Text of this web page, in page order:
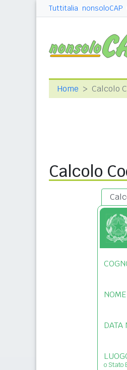
Tuttitalia nonsoloCAP
Home Calcolo
Calcolo
NOME
DATA
o Stato